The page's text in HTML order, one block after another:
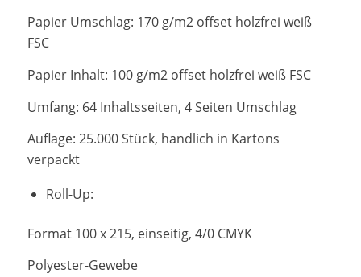
Papier Umschlag: 170 g/m2 offset holzfrei weiß
FSC
Papier Inhalt: 100 g/m2 offset holzfrei weiß FSC
Umfang: 64 Inhaltsseiten, 4 Seiten Umschlag
Auflage: 25.000 Stück, handlich in Kartons
verpackt
Roll-Up:
Format 100 x 215, einseitig, 4/0 CMYK
Polyester-Gewebe